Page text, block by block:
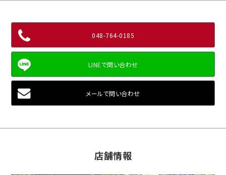
048-764-0185
メールで問い合わせ
店舗情報